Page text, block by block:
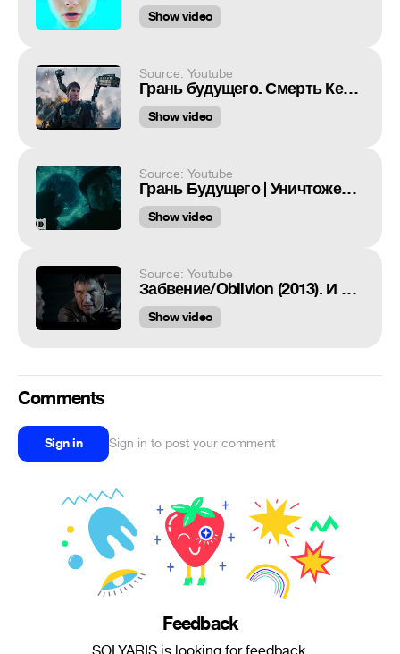
Show video
Source: Youtube
Грань будущего. Смерть Кейджа, приобретение способности. HD 1080p 60 fps.
Show video
Source: Youtube
Грань Будущего | Уничтожение пришельцев.
Show video
Source: Youtube
Забвение/Oblivion (2013). И смерти нет почётней той...
Show video
Comments
Sign in Sign in to post your comment
Feedback